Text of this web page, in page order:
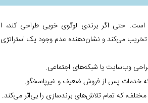
حتی اگر برندی لوگوی خوبی طراحی کند،
می‌کند و نشان‌دهنده عدم وجود یک استراتژی
وب‌سایت یا شبکه‌های اجتماعی.
خدمات پس از فروش ضعیف و غیرپاسخگو.
که تمام تلاش‌های برندسازی را بی‌اثر می‌کند.